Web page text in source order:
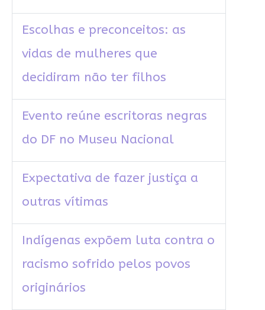
Escolhas e preconceitos: as
vidas de mulheres que
decidiram não ter filhos
Evento reúne escritoras negras
do DF no Museu Nacional
Expectativa de fazer justiça a
outras vítimas
Indígenas expõem luta contra o
racismo sofrido pelos povos
originários